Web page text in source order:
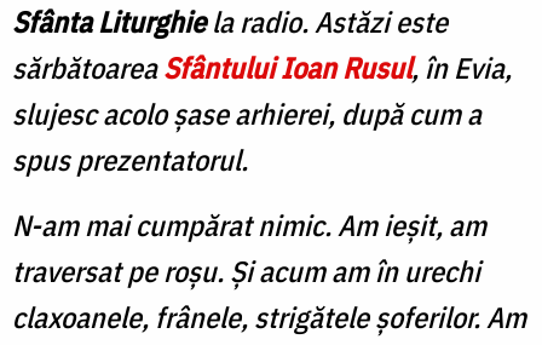
Sfânta Liturghiela radio. Astăzi este
sărbătoareaSfântului Ioan Rusul, în Evia,
slujesc acolo şase arhierei, după cum a
spus prezentatorul.
N-am mai cumpărat nimic. Am ieşit, am
traversat pe roşu. Şi acum am în urechi
claxoanele, frânele, strigătele şoferilor. Am